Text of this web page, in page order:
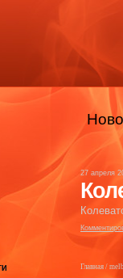
Главная/
27 апреля